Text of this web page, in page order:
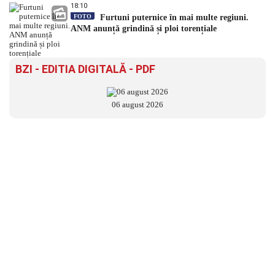
18:10
FOTO
Furtuni puternice în mai multe regiuni.
ANM anunță grindină și ploi torențiale
BZI - EDITIA DIGITALĂ - PDF
06 august 2026